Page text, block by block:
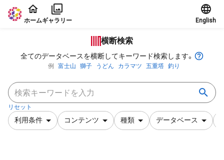
本文に飛ぶ
ホームギャラリー English
横断検索
全てのデータベースを横断してキーワード検索します。
例 富士山 獅子 うどん カラマツ 五重塔 釣り
リセット
利用条件 コンテンツ 種類 データベース